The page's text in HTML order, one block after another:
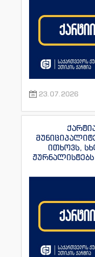
23.07.2026
ითხოვს,